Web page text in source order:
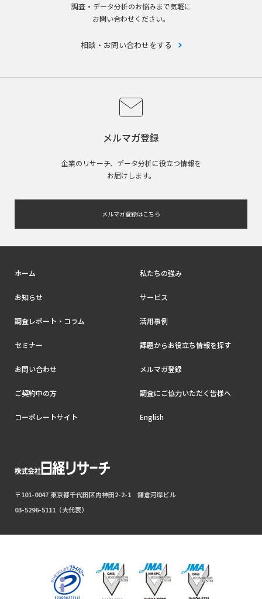
調査・データ分析のお悩みまで気軽に
お問い合わせください。
相談・お問い合わせをする
メルマガ登録
企業のリサーチ、データ分析に役立つ情報を
お届けします。
メルマガ登録はこちら
ホーム 私たちの強み
お知らせ サービス
調査レポート・コラム 活用事例
セミナー 課題からお役立ち情報を探す
お問い合わせ メルマガ登録
ご契約中の方 調査にご協力いただく皆様へ
コーポレートサイト English
〒101-0047 東京都千代田区内神田2-2-1 鎌倉河岸ビル
03-5296-5111（大代表）